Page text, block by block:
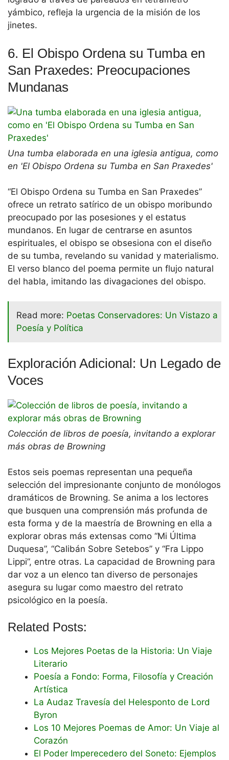
yámbico, refleja la urgencia de la misión de los
jinetes.
6. El Obispo Ordena su Tumba en
San Praxedes: Preocupaciones
Mundanas
Una tumba elaborada en una iglesia antigua, como
en 'El Obispo Ordena su Tumba en San Praxedes'
“El Obispo Ordena su Tumba en San Praxedes”
ofrece un retrato satírico de un obispo moribundo
preocupado por las posesiones y el estatus
mundanos. En lugar de centrarse en asuntos
espirituales, el obispo se obsesiona con el diseño
de su tumba, revelando su vanidad y materialismo.
El verso blanco del poema permite un flujo natural
del habla, imitando las divagaciones del obispo.
Read more: Poetas Conservadores: Un Vistazo a
Poesía y Política
Exploración Adicional: Un Legado de
Voces
Colección de libros de poesía, invitando a explorar
más obras de Browning
Estos seis poemas representan una pequeña
selección del impresionante conjunto de monólogos
dramáticos de Browning. Se anima a los lectores
que busquen una comprensión más profunda de
esta forma y de la maestría de Browning en ella a
explorar obras más extensas como “Mi Última
Duquesa”, “Calibán Sobre Setebos” y “Fra Lippo
Lippi”, entre otras. La capacidad de Browning para
dar voz a un elenco tan diverso de personajes
asegura su lugar como maestro del retrato
psicológico en la poesía.
Related Posts:
Los Mejores Poetas de la Historia: Un Viaje
Literario
Poesía a Fondo: Forma, Filosofía y Creación
Artística
La Audaz Travesía del Helesponto de Lord
Byron
Los 10 Mejores Poemas de Amor: Un Viaje al
Corazón
El Poder Imperecedero del Soneto: Ejemplos